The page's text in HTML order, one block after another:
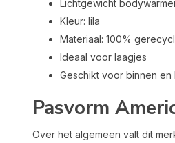
Lichtgewicht
Kleur: lila
Materiaal: 100%
Ideaal voor laagjes
Geschikt voor binnen en
Pasvorm
Over het algemeen valt dit